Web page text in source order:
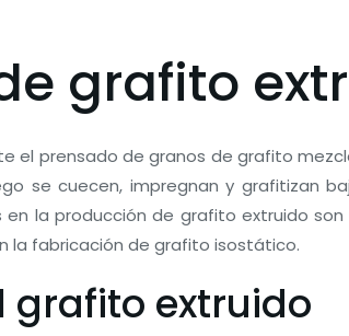
grafito
el prensado de granos de grafito
se cuecen, impregnan y grafitizan
la producción de grafito extruido son
la fabricación de grafito isostático.
grafito extruido